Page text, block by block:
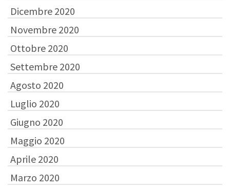
Dicembre 2020
Novembre 2020
Ottobre 2020
Settembre 2020
Agosto 2020
Luglio 2020
Giugno 2020
Maggio 2020
Aprile 2020
Marzo 2020